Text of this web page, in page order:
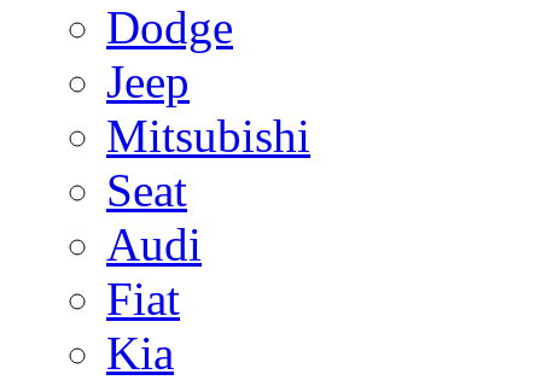
Dodge
Jeep
Mitsubishi
Seat
Audi
Fiat
Kia